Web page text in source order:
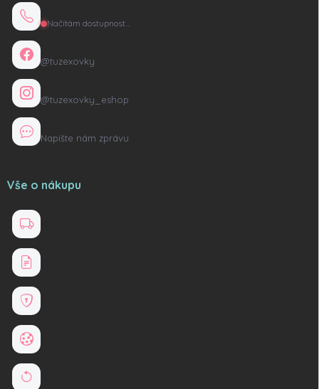
Načítám dostupnost…
@tuzexovky
@tuzexovky_eshop
Napište nám zprávu
Vše o nákupu